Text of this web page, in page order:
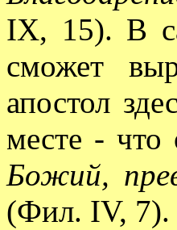
IX, 15). В
сможет
апостол
месте -
Божий,
(Фил. IV, 7).